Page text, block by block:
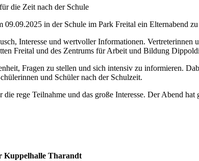
die Zeit nach der Schule
in der Schule im Park Freital ein Elternabend
Interesse und wertvoller Informationen.
Freital und des Zentrums für Arbeit und Bildung
Fragen zu stellen und sich intensiv zu informieren.
und Schüler nach der Schulzeit.
die rege Teilnahme und das große Interesse. Der Abend
Kuppelhalle Tharandt